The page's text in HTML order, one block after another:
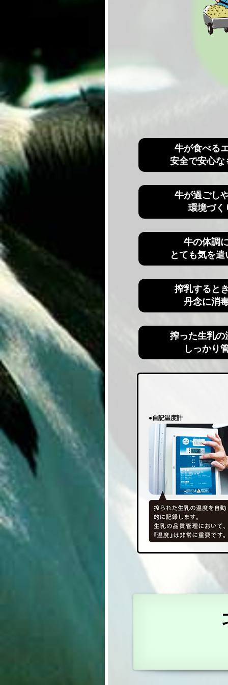
牛が食べる
安全で安心な
牛が過ごし
環境づく
牛の体調
とても気を遣
搾乳すると
丹念に消
搾った生乳の
しっかり
●自記温度計